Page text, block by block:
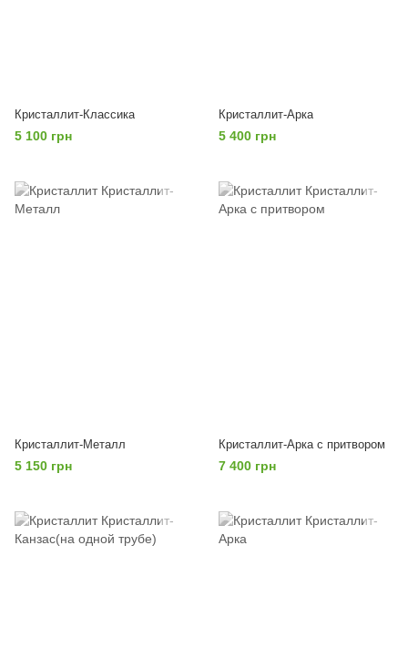
Кристаллит-Классика
5 100 грн
Кристаллит-Арка
5 400 грн
Кристаллит-Металл
5 150 грн
Кристаллит-Арка с притвором
7 400 грн